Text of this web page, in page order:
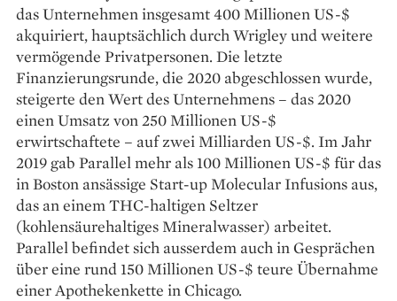
das Unternehmen insgesamt 400 Millionen US-$
akquiriert, hauptsächlich durch Wrigley und weitere
vermögende Privatpersonen. Die letzte
Finanzierungs­runde, die 2020 abgeschlossen wurde,
steigerte den Wert des Unternehmens – das 2020
einen Umsatz von 250 Millionen US-$
erwirtschaftete – auf zwei Milliarden US-$. Im Jahr
2019 gab ­Parallel mehr als 100 Millionen US-$ für das
in Boston ­ansässige Start-up Molecular Infusions aus,
das an einem THC-haltigen Seltzer
(kohlensäurehaltiges Mineralwasser) arbeitet.
Parallel befindet sich ­ausserdem auch in Gesprächen
über eine rund 150 Millionen US-$ teure Übernahme
einer Apothekenkette in Chicago.